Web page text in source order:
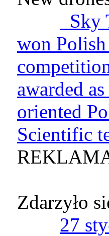
Sky
won
awarded
oriented
Scientific
Zdarzyło
27